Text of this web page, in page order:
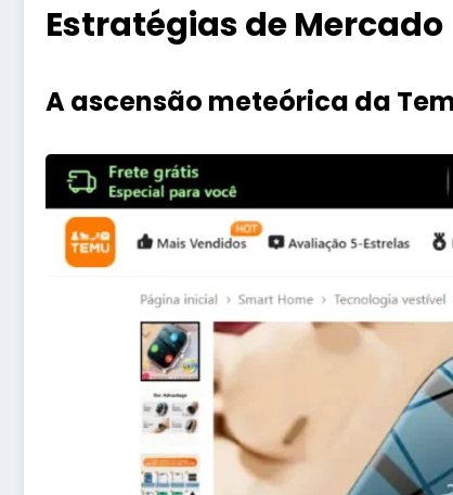
Estratégias de Mercado
A ascensão meteórica da